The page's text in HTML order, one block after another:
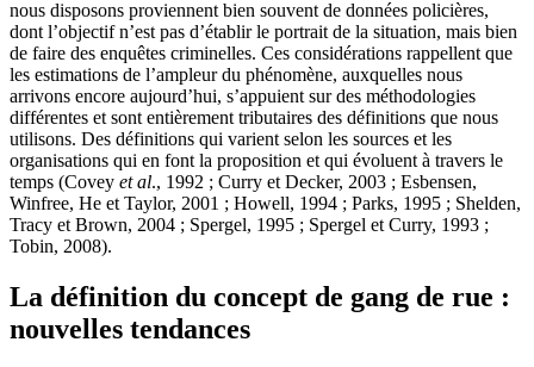
nous disposons proviennent bien souvent de données policières,
dont l’objectif n’est pas d’établir le portrait de la situation, mais bien
de faire des enquêtes criminelles. Ces considérations rappellent que
les estimations de l’ampleur du phénomène, auxquelles nous
arrivons encore aujourd’hui, s’appuient sur des méthodologies
différentes et sont entièrement tributaires des définitions que nous
utilisons. Des définitions qui varient selon les sources et les
organisations qui en font la proposition et qui évoluent à travers le
temps (Covey et al., 1992 ; Curry et Decker, 2003 ; Esbensen,
Winfree, He et Taylor, 2001 ; Howell, 1994 ; Parks, 1995 ; Shelden,
Tracy et Brown, 2004 ; Spergel, 1995 ; Spergel et Curry, 1993 ;
Tobin, 2008).
La définition du concept de gang de rue :
nouvelles tendances